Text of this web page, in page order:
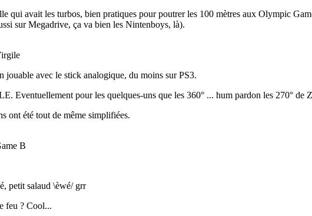
qui avait les turbos, bien pratiques pour poutrer les 100 mètres aux Olympic
sur Megadrive, ça va bien les Nintenboys, là).
jouable avec le stick analogique, du moins sur PS3.
Eventuellement pour les quelques-uns que les 360° ... hum pardon les 270° de
ont été tout de même simplifiées.
B
petit salaud \èwé/ grr
feu ? Cool...